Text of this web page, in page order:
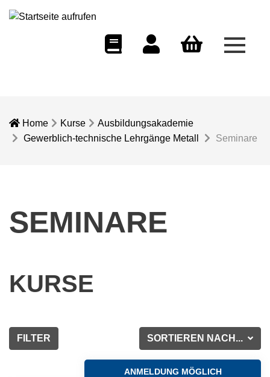
Menü
Home Kurse
Ausbildungsakademie
Gewerblich-technische Lehrgänge Metall
Seminare
SEMINARE
KURSE
SORTIEREN NACH...
FILTER
ANMELDUNG MÖGLICH